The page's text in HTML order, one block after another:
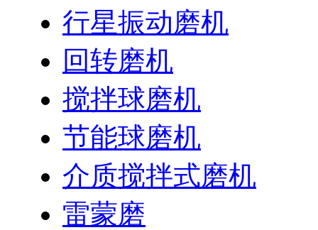
行星振动磨机
回转磨机
搅拌球磨机
节能球磨机
介质搅拌式磨机
雷蒙磨